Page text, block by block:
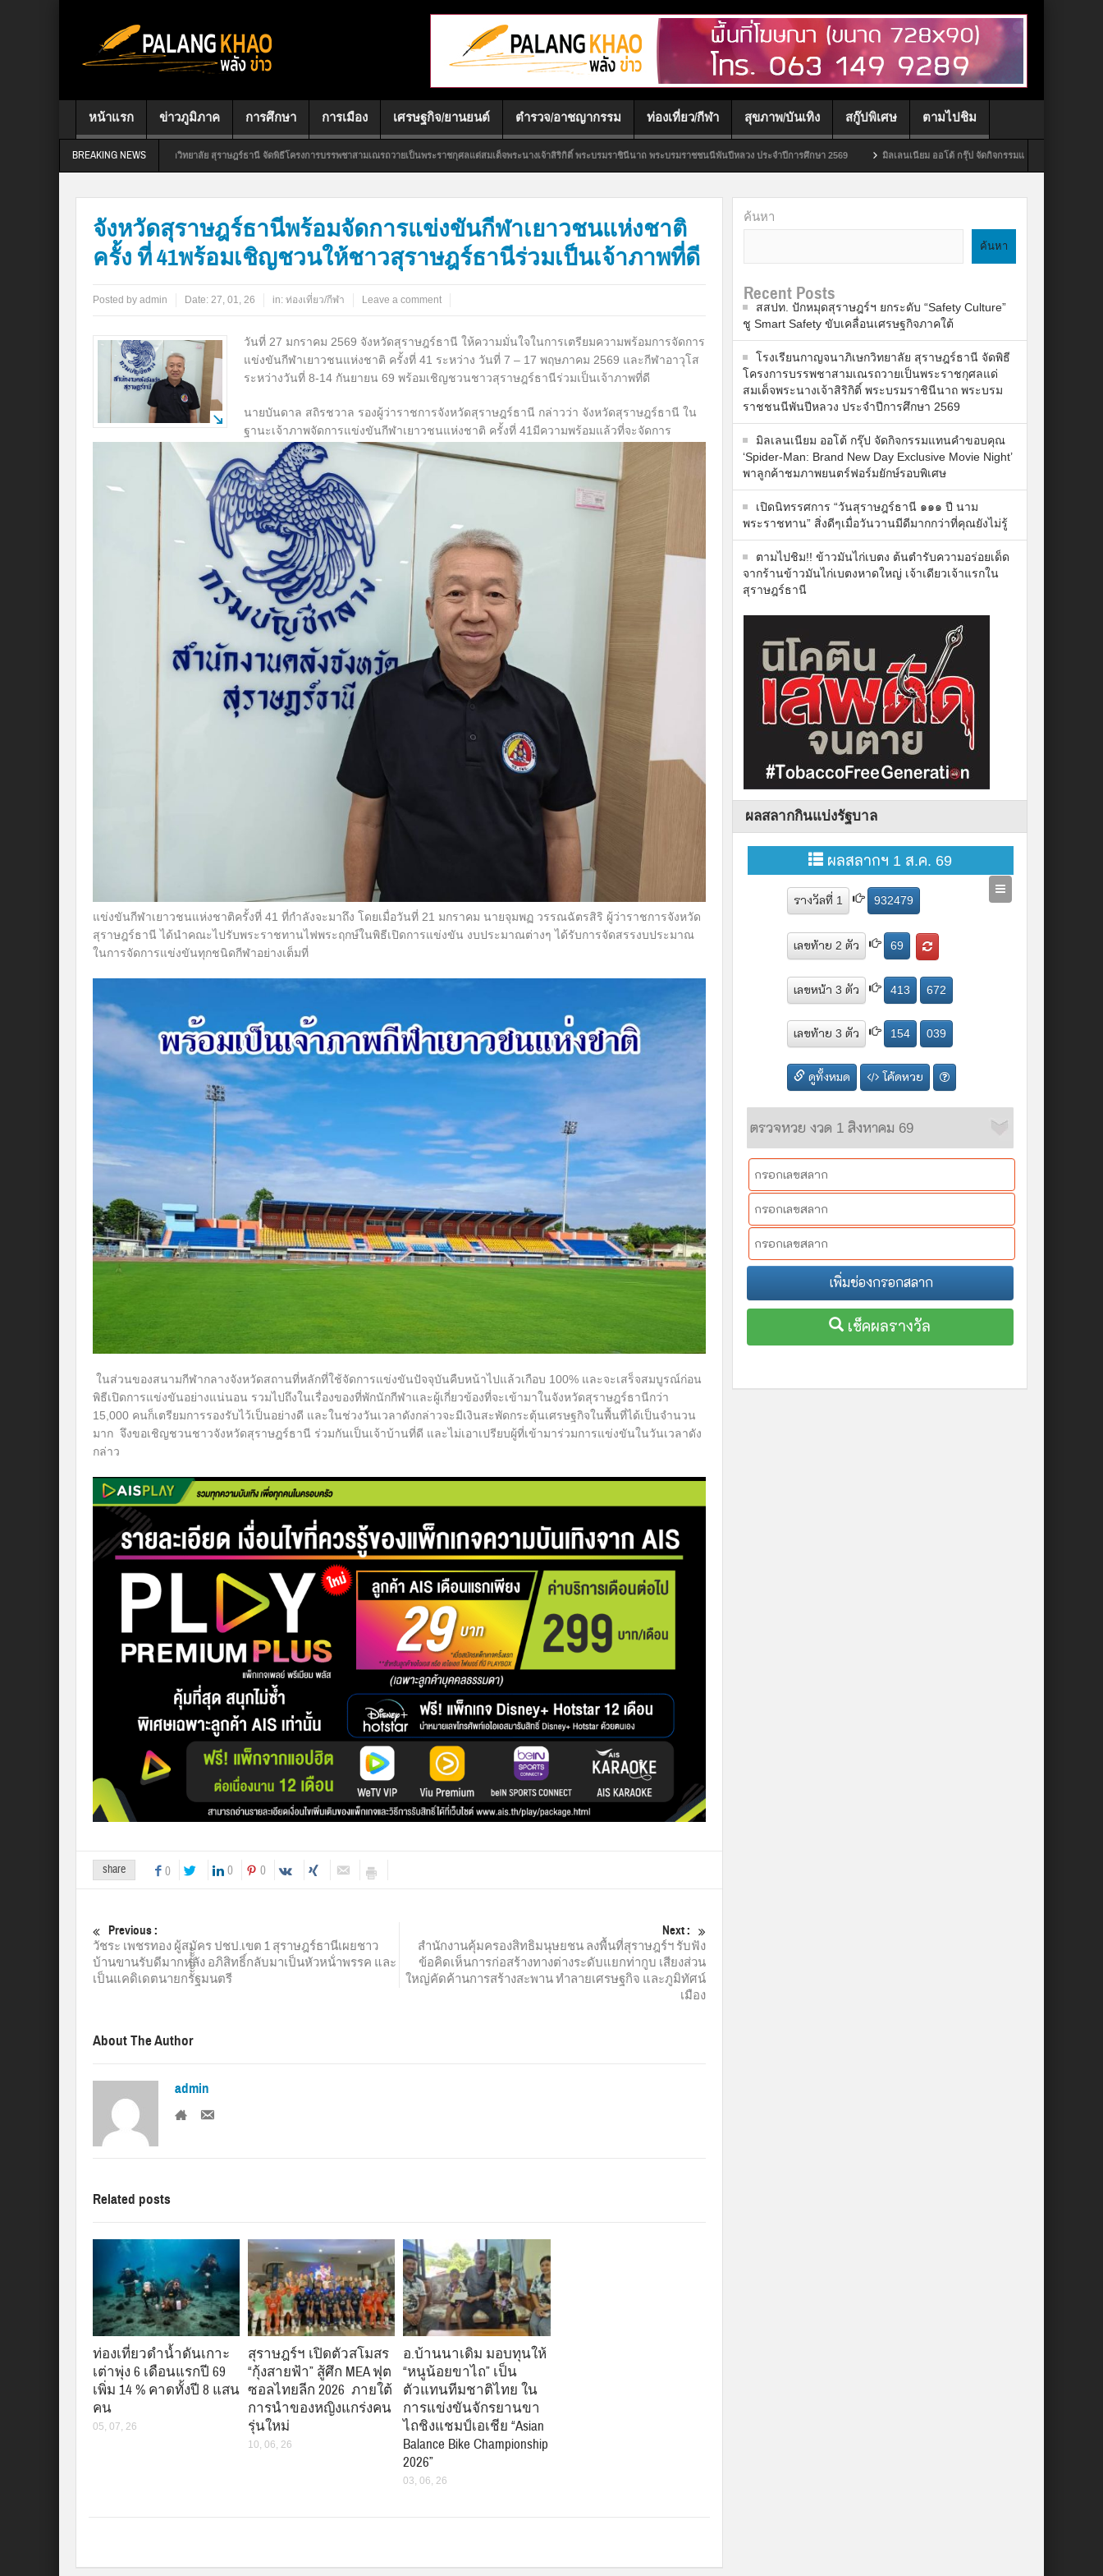
หน้าแรก ข่าวภูมิภาค การศึกษา การเมือง เศรษฐกิจ/ยานยนต์ ตำรวจ/อาชญากรรม ท่องเที่ยว/กีฬา สุขภาพ/บันเทิง สกู๊ปพิเศษ ตามไปชิม
BREAKING NEWS
โรงเรียนกาญจนาภิเษกวิทยาลัย สุราษฎร์ธานี จัดพิธีโครงการบรรพชาสามเณรถวายเป็นพระราชกุศลแด่สมเด็จพระนางเจ้าสิริกิติ์ พระบรมราชินีนาถ พระบรมราชชนนีพันปีหลวง ประจำปีการศึกษา 2569 มิลเลนเนียม ออโต้ กรุ๊ป จัดกิจกรรมแทนคำขอบคุณ ‘Spider-Man:
จังหวัดสุราษฎร์ธานีพร้อมจัดการแข่งขันกีฬาเยาวชนแห่งชาติ
ครั้ง ที่ 41พร้อมเชิญชวนให้ชาวสุราษฎร์ธานีร่วมเป็นเจ้าภาพที่ดี
Posted by admin Date: 27, 01, 26 in: ท่องเที่ยว/กีฬา Leave a comment
วันที่ 27 มกราคม 2569 จังหวัดสุราษฎร์ธานี ให้ความมั่นใจในการเตรียมความพร้อมการจัดการ
แข่งขันกีฬาเยาวชนแห่งชาติ ครั้งที่ 41 ระหว่าง วันที่ 7 – 17 พฤษภาคม 2569 และกีฬาอาวุโส
ระหว่างวันที่ 8-14 กันยายน 69 พร้อมเชิญชวนชาวสุราษฎร์ธานีร่วมเป็นเจ้าภาพที่ดี
นายบันดาล สถิรชวาล รองผู้ว่าราชการจังหวัดสุราษฎร์ธานี กล่าวว่า จังหวัดสุราษฎร์ธานี ใน
ฐานะเจ้าภาพจัดการแข่งขันกีฬาเยาวชนแห่งชาติ ครั้งที่ 41มีความพร้อมแล้วที่จะจัดการ
แข่งขันกีฬาเยาวชนแห่งชาติครั้งที่ 41 ที่กำลังจะมาถึง โดยเมื่อวันที่ 21 มกราคม นายจุมพฏ วรรณฉัตรสิริ ผู้ว่าราชการจังหวัด
สุราษฎร์ธานี ได้นำคณะไปรับพระราชทานไฟพระฤกษ์ในพิธีเปิดการแข่งขัน งบประมาณต่างๆ ได้รับการจัดสรรงบประมาณ
ในการจัดการแข่งขันทุกชนิดกีฬาอย่างเต็มที่
ในส่วนของสนามกีฬากลางจังหวัดสถานที่หลักที่ใช้จัดการแข่งขันปัจจุบันคืบหน้าไปแล้วเกือบ 100% และจะเสร็จสมบูรณ์ก่อน
พิธีเปิดการแข่งขันอย่างแน่นอน รวมไปถึงในเรื่องของที่พักนักกีฬาและผู้เกี่ยวข้องที่จะเข้ามาในจังหวัดสุราษฎร์ธานีกว่า
15,000 คนก็เตรียมการรองรับไว้เป็นอย่างดี และในช่วงวันเวลาดังกล่าวจะมีเงินสะพัดกระตุ้นเศรษฐกิจในพื้นที่ได้เป็นจำนวน
มาก จึงขอเชิญชวนชาวจังหวัดสุราษฎร์ธานี ร่วมกันเป็นเจ้าบ้านที่ดี และไม่เอาเปรียบผู้ที่เข้ามาร่วมการแข่งขันในวันเวลาดัง
กล่าว
share 0 0 0
Previous :
วัชระ เพชรทอง ผู้สมัคร ปชป.เขต 1 สุราษฎร์ธานีเผยชาว
บ้านขานรับดีมากหลัง อภิสิทธิ์กลับมาเป็นหัวหน้่าพรรค และ
เป็นแคดิเดตนายกรัััััััััฐมนตรี
Next :
สำนักงานคุ้มครองสิทธิมนุษยชน ลงพื้นที่สุราษฎร์ฯ รับฟัง
ข้อคิดเห็นการก่อสร้างทางต่างระดับแยกท่ากูบ เสียงส่วน
ใหญ่คัดค้านการสร้างสะพาน ทำลายเศรษฐกิจ และภูมิทัศน์
เมือง
About The Author
admin
Related posts
ท่องเที่ยวดำน้ำดันเกาะ
เต่าพุ่ง 6 เดือนแรกปี 69
เพิ่ม 14 % คาดทั้งปี 8 แสน
คน
05, 07, 26
สุราษฎร์ฯ เปิดตัวสโมสร
“กุ้งสายฟ้า” สู้ศึก MEA ฟุต
ซอลไทยลีก 2026 ภายใต้
การนำของหญิงแกร่งคน
รุ่นใหม่
10, 06, 26
อ.บ้านนาเดิม มอบทุนให้
“หนูน้อยขาไถ” เป็น
ตัวแทนทีมชาติไทย ใน
การแข่งขันจักรยานขา
ไถชิงแชมป์เอเชีย “Asian
Balance Bike Championship
2026”
03, 06, 26
ค้นหา
ค้นหา
Recent Posts
สสปท. ปักหมุดสุราษฎร์ฯ ยกระดับ “Safety Culture”
ชู Smart Safety ขับเคลื่อนเศรษฐกิจภาคใต้
โรงเรียนกาญจนาภิเษกวิทยาลัย สุราษฎร์ธานี จัดพิธี
โครงการบรรพชาสามเณรถวายเป็นพระราชกุศลแด่
สมเด็จพระนางเจ้าสิริกิติ์ พระบรมราชินีนาถ พระบรม
ราชชนนีพันปีหลวง ประจำปีการศึกษา 2569
มิลเลนเนียม ออโต้ กรุ๊ป จัดกิจกรรมแทนคำขอบคุณ
‘Spider-Man: Brand New Day Exclusive Movie Night’
พาลูกค้าชมภาพยนตร์ฟอร์มยักษ์รอบพิเศษ
เปิดนิทรรศการ “วันสุราษฎร์ธานี ๑๑๑ ปี นาม
พระราชทาน” สิ่งดีๆเมื่อวันวานมีดีมากกว่าที่คุณยังไม่รู้
ตามไปชิม!! ข้าวมันไก่เบตง ต้นตำรับความอร่อยเด็ด
จากร้านข้าวมันไก่เบตงหาดใหญ่ เจ้าเดียวเจ้าแรกใน
สุราษฎร์ธานี
ผลสลากกินแบ่งรัฐบาล